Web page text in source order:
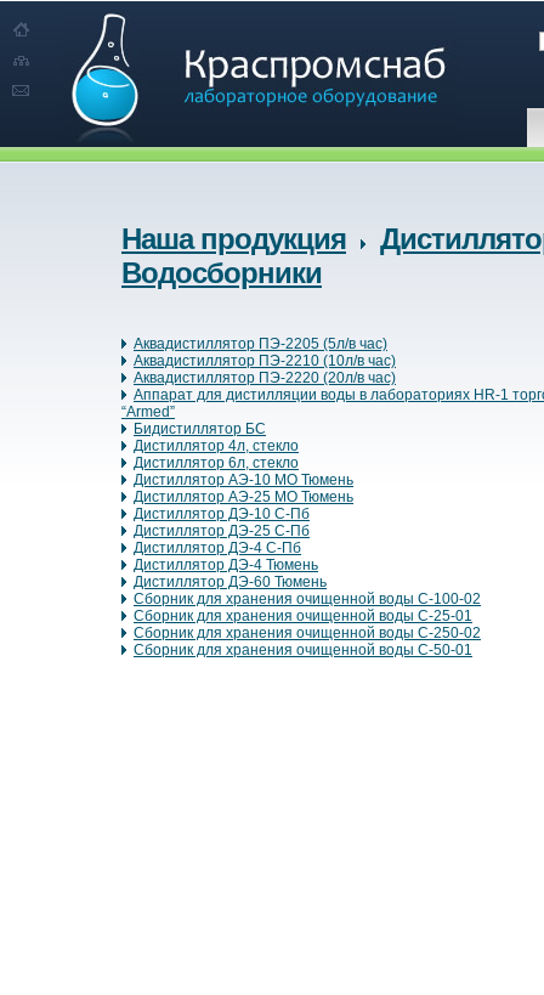
Наша продукция
Водосборники
Аквадистиллятор ПЭ-2205 (5л/в час)
Аквадистиллятор ПЭ-2210 (10л/в час)
Аквадистиллятор ПЭ-2220 (20л/в час)
Аппарат для дистилляции воды в лабораториях HR-1
“Armed”
Бидистиллятор БС
Дистиллятор 4л, стекло
Дистиллятор 6л, стекло
Дистиллятор АЭ-10 МО Тюмень
Дистиллятор АЭ-25 МО Тюмень
Дистиллятор ДЭ-10 С-Пб
Дистиллятор ДЭ-25 С-Пб
Дистиллятор ДЭ-4 С-Пб
Дистиллятор ДЭ-4 Тюмень
Дистиллятор ДЭ-60 Тюмень
Сборник для хранения очищенной воды С-100-02
Сборник для хранения очищенной воды С-25-01
Сборник для хранения очищенной воды С-250-02
Сборник для хранения очищенной воды С-50-01